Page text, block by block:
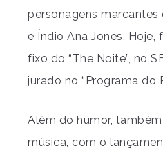
personagens
e Índio Ana Jones.
fixo do “The Noite”, no
jurado no “Programa do
Além do humor,
música, com o